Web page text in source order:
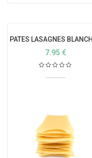
PATES LASAGNES
BIO
7.95 €